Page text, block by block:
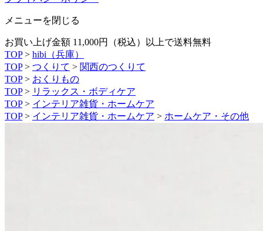
メニューを閉じる
お買い上げ金額 11,000円（税込）以上で送料無料
TOP> hibi（兵庫）
TOP > つくりて > 関西のつくりて
TOP > おくりもの
TOP > リラックス・ボディケア
TOP > インテリア雑貨・ホームケア
TOP > インテリア雑貨・ホームケア > ホームケア・その他